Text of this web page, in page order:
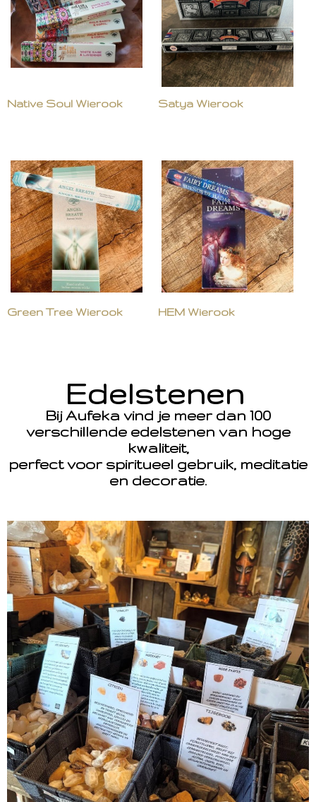
Native Soul Wierook Satya Wierook
Green Tree Wierook HEM Wierook
Edelstenen
Bij Aufeka vind je meer dan 100
verschillende edelstenen van hoge
kwaliteit,
perfect voor spiritueel gebruik, meditatie
en decoratie.